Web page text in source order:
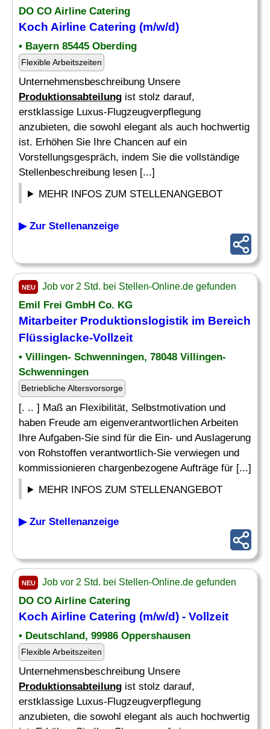
DO CO Airline Catering
Koch Airline Catering (m/w/d)
• Bayern 85445 Oberding
Flexible Arbeitszeiten
Unternehmensbeschreibung Unsere
Produktionsabteilung ist stolz darauf,
erstklassige Luxus-Flugzeugverpflegung
anzubieten, die sowohl elegant als auch hochwertig
ist. Erhöhen Sie Ihre Chancen auf ein
Vorstellungsgespräch, indem Sie die vollständige
Stellenbeschreibung lesen [...]
MEHR INFOS ZUM STELLENANGEBOT
▶ Zur Stellenanzeige
NEU Job vor 2 Std. bei Stellen-Online.de gefunden
Emil Frei GmbH Co. KG
Mitarbeiter Produktionslogistik im Bereich
Flüssiglacke-Vollzeit
• Villingen- Schwenningen, 78048 Villingen-
Schwenningen
Betriebliche Altersvorsorge
[. .. ] Maß an Flexibilität, Selbstmotivation und
haben Freude am eigenverantwortlichen Arbeiten
Ihre Aufgaben-Sie sind für die Ein- und Auslagerung
von Rohstoffen verantwortlich-Sie verwiegen und
kommissionieren chargenbezogene Aufträge für [...]
MEHR INFOS ZUM STELLENANGEBOT
▶ Zur Stellenanzeige
NEU Job vor 2 Std. bei Stellen-Online.de gefunden
DO CO Airline Catering
Koch Airline Catering (m/w/d) - Vollzeit
• Deutschland, 99986 Oppershausen
Flexible Arbeitszeiten
Unternehmensbeschreibung Unsere
Produktionsabteilung ist stolz darauf,
erstklassige Luxus-Flugzeugverpflegung
anzubieten, die sowohl elegant als auch hochwertig